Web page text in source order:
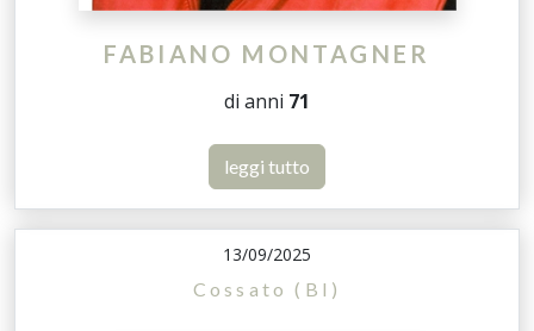
FABIANO MONTAGNER
di anni 71
leggi tutto
13/09/2025
Cossato (BI)